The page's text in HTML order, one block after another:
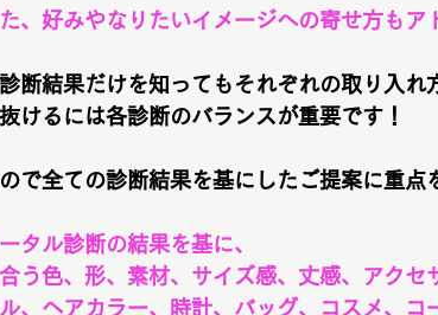
、好みやなりたいイメージへの寄せ方もア
断結果だけを知ってもそれぞれの取り入れ
けるには各診断のバランスが重要です！
で全ての診断結果を基にしたご提案に重点
ータル診断の結果を基に、
う色、形、素材、サイズ感、丈感、アク
、ヘアカラー、時計、バッグ、コスメ、コ